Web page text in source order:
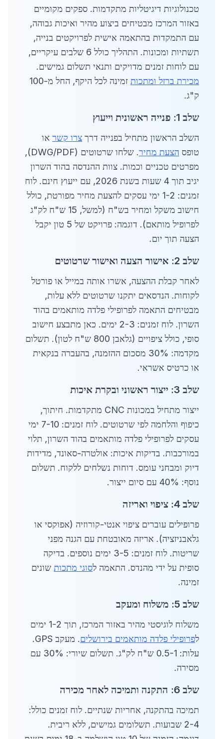
טכנולוגיות דיגיטליות מתקדמות. ספקים מקומיים
באזור המרכז מבטיחים ביצוע מהיר ואיכות גבוהה,
עם התמקדות בהתאמה אישית לפרויקטים בנייה,
תשתיות ומכונות. התהליך כולל 6 שלבים עיקריים,
עם לוחות זמנים מדויקים ותנאי תשלום גמישים.
מכירת ברזל ומתכות
זמינה לכל היקף, החל מ-100
ק"ג.
שלב 1: פנייה ראשונית וייעוץ
השלב הראשון מתחיל בפנייה דרך צרו קשר או
טופס הצעת מחיר
. שלחו שרטוטים (DWG/PDF),
מפרטים טכניים וכמות. צוות ההנדסה בהוד השרון
יגיב תוך 4 שעות בשנת 2026, עם ייעוץ חינם. לוח
זמנים: 1-2 ימי עסקים להצעת מחיר מפורטת, כולל
חישוב משקל ומחיר בש"ח (למשל, 15 ש"ח לק"ג
לפרופיל מותאם). דוגמה: פרויקט של 5 טון יקבל
הצעה תוך יום.
שלב 2: אישור הצעה ואישור שרטוטים
לאחר קבלת ההצעה, אשרו אותה במייל או פורטל
לקוחות. הנדסאים יתקנו שרטוטים ללא עלות,
מבטיחים התאמה לפרופילי פלדה מותאמים בהוד
השרון. לוח זמנים: 2-3 ימים. כאן מתבצע חישוב
סופי, כולל ציפויים (גלאבן 800 ש"ח לטון). תשלום
מקדמה: 30% מסכום ההזמנה, בהעברה בנקאית
או כרטיס אשראי.
שלב 3: ייצור ראשוני ובקרת איכות
ייצור מתחיל במכונות CNC מתקדמות. חיתוך,
כיפוף והלחמה לפי שרטוטים. לוח זמנים: 7-10 ימי
עסקים לפרופילי פלדה מותאמים בהוד השרון, תלוי
במורכבות. בדיקות איכות: אולטרה-סאונד, מדידות
דיוק ומבחני עומס. דוחות נשלחים ללקוח. תשלום
נוסף: 40% עם סיום ייצור.
שלב 4: ציפוי ואריזה
פרופילים עוברים ציפוי אנטי-קורוזיה (אפוקסי או
גלאבניזציה). אריזה מאובטחת עם הגנה מפני
שריטות. לוח זמנים: 3-5 ימים נוספים. בדיקה
סופית על ידי מהנדס. התאמה לסוגי מתכות שונים
זמינה.
שלב 5: משלוח ומעקב
משלוח לוגיסטי מהיר באזור המרכז, תוך 1-2 ימים
לפרופילי פלדה מותאמים בירושלים
. מעקב GPS.
עלות: 0.5-1 ש"ח לק"ג. תשלום שיורי: 30% עם
מסירה.
שלב 6: התקנה ותמיכה לאחר מכירה
תמיכה בהתקנה, אחריות שנתיים. לוח זמנים כולל:
2-4 שבועות. תשלומים גמישים, ללא ריבית.